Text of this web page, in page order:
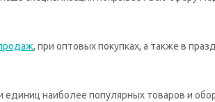
, при оптовых покупках, а также в
наиболее популярных товаров и